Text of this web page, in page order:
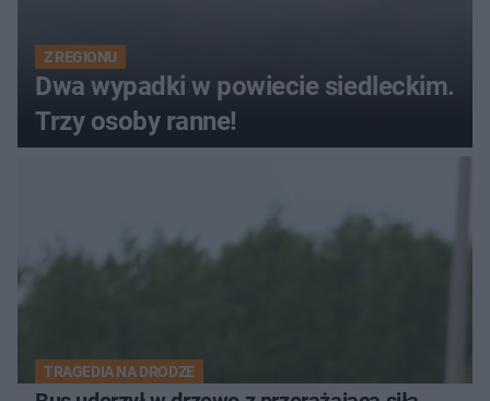
Z REGIONU
Dwa wypadki w powiecie siedleckim.
Trzy osoby ranne!
TRAGEDIA NA DRODZE